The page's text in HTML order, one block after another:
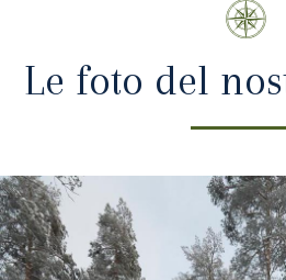
Le foto del